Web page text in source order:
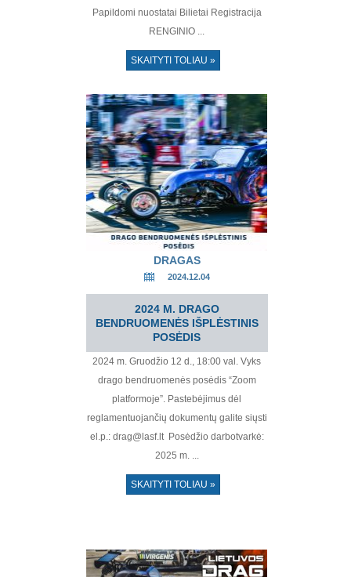
Papildomi nuostatai Bilietai Registracija
RENGINIO ...
SKAITYTI TOLIAU »
DRAGAS
2024.12.04
2024 M. DRAGO
BENDRUOMENĖS IŠPLĖSTINIS
POSĖDIS
2024 m. Gruodžio 12 d., 18:00 val. Vyks
drago bendruomenės posėdis “Zoom
platformoje”. Pastebėjimus dėl
reglamentuojančių dokumentų galite siųsti
el.p.: drag@lasf.lt Posėdžio darbotvarkė:
2025 m. ...
SKAITYTI TOLIAU »